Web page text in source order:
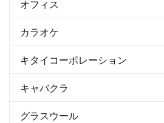
オフィス
カラオケ
キタイコーポレーション
キャバクラ
グラスウール